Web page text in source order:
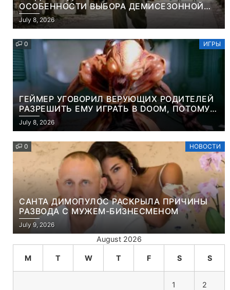
ОСОБЕННОСТИ ВЫБОРА ДЕМИСЕЗОННОЙ
ПАРКИ И ЭЛЕГАНТНОГО ЖЕНСКОГО ПЛАЩА
July 8, 2026
0 ИГРЫ
ГЕЙМЕР УГОВОРИЛ ВЕРУЮЩИХ РОДИТЕЛЕЙ
РАЗРЕШИТЬ ЕМУ ИГРАТЬ В DOOM, ПОТОМУ
ЧТО ЭТО ХРИСТИАНСКАЯ ИГРА ПРО
УБИЙСТВО ДЕМОНОВ
July 8, 2026
0 НОВОСТИ
САНТА ДИМОПУЛОС РАСКРЫЛА ПРИЧИНЫ
РАЗВОДА С МУЖЕМ-БИЗНЕСМЕНОМ
July 9, 2026
August 2026
M T W T F S S
1 2